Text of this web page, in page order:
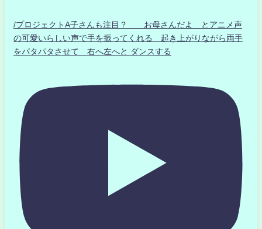
/プロジェクトA子さんも注目？ お母さんだよ とアニメ声
の可愛いらしい声で手を振ってくれる 起き上がりながら両手
をパタパタさせて 右へ左へと ダンスする